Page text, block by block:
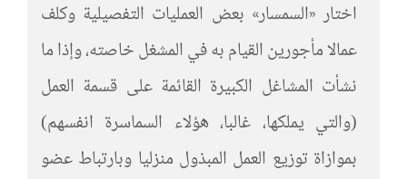
اختار «السمسار» بعض العمليات التفصيلية وكلف
عمالا مأجورين القيام به في المشغل خاصته، وإذا ما
نشأت المشاغل الكبيرة القائمة على قسمة العمل
(والتي يملكها، غالبا، هؤلاء السماسرة انفسهم)
بموازاة توزيع العمل المبذول منزليا وبارتباط عضو